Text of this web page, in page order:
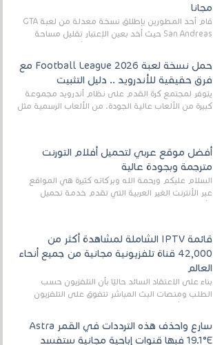
مجانا
قام أحد المطورين بإطلاق نسخة معدلة من لعبة GTA
San Andreas حيث أخد بعين الإعتبار تقليل مساحة
حمل نسخة لعبة Football League 2026 مع
فرق حقيقية للأندرويد .. دليل التثبيت
يتوفر لمجتمع كرة القدم على نظام أندرويد مجموعة
كبيرة من الألعاب عالية الجودة. من الألعاب الرسمية مثل
أفضل موقع عربي لتحميل أفلام التورنت
مترجمة وبجودة عالية
السلام عليكم ورحمة الله وبركاته كثيرة هي المواقع
عبر الأنترنت الغير العربية التي تقدم خدمة تحميل
الأفلام على التورنت ، ومعظم هذه المواقع ل...
قائمة IPTV الشاملة لمشاهدة أكثر من
42,000 قناة تلفزيونية مجانية من جميع أنحاء
العالم
بناءً على الاعتقاد السائد حاليًا بأن التلفزيون حسب
الطلب ومنصات البث المباشر تتفوق على التلفزيون
الرقمي الأرضي التقليدي، يُعدّ IPTV-org خيار...
سارع واحذف هذه الترددات في القمر Astra
19.1°E فبها قنوات إباحية مجانية ستفسد